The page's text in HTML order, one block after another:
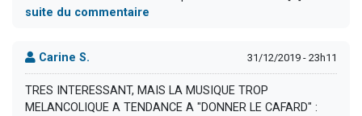
suite du commentaire
Carine S. 31/12/2019 - 23h11
TRES INTERESSANT, MAIS LA MUSIQUE TROP
MELANCOLIQUE A TENDANCE A "DONNER LE CAFARD" :